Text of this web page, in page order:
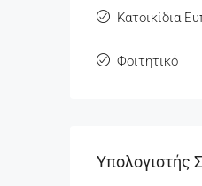
Κατοικίδια
Φοιτητικό
Υπολογιστής